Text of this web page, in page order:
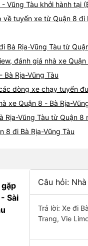
Vũng Tàu khởi hành tại
tuyến xe từ Quận 8 đi
Bà Rịa-Vũng Tàu từ
đánh giá nhà xe Quận
Bà Rịa-Vũng Tàu
dòng xe chạy tuyến
xe Quận 8 - Bà Rịa-
Rịa-Vũng Tàu từ Quận 8
8 đi Bà Rịa-Vũng Tàu
Sài
Câu hỏi:
Trả lời: Xe đi
Trang, Vie